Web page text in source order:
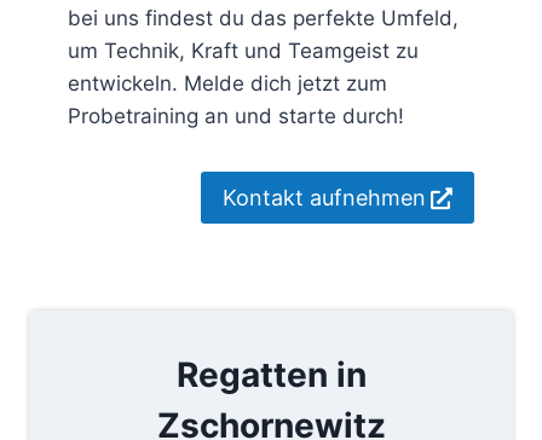
bei uns findest du das perfekte Umfeld,
um Technik, Kraft und Teamgeist zu
entwickeln. Melde dich jetzt zum
Probetraining an und starte durch!
Kontakt aufnehmen
Regatten in
Zschornewitz